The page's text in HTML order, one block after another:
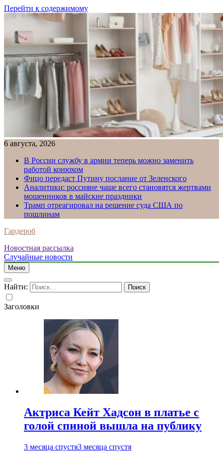
Перейти к содержимому
6 августа, 2026
В России службу в армии теперь можно заменить
работой конюхом
Фицо передаст Путину послание от Зеленского
Аналитики: россияне чаще всего становятся жертвами
мошенников в майские праздники
Трамп отреагировал на решение суда США по
пошлинам
Гардероб
Новостная рассылка
Случайные новости
Меню
Найти:
Заголовки
Актриса Кейт Хадсон в платье с
голой спиной вышла на публику
3 месяца спустя3 месяца спустя